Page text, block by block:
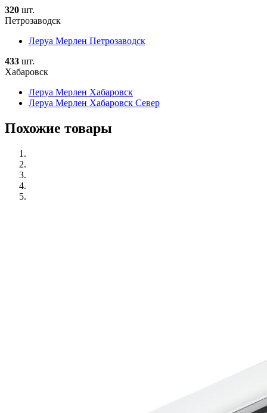
320 шт.
Петрозаводск
Леруа Мерлен Петрозаводск
433 шт.
Хабаровск
Леруа Мерлен Хабаровск
Леруа Мерлен Хабаровск Север
Похожие товары